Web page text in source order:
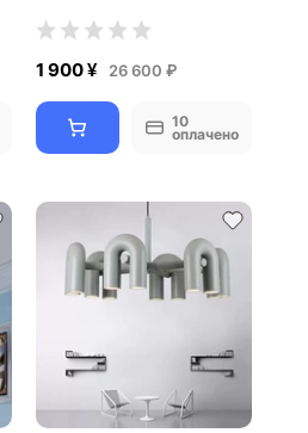
1 900 ¥ 26 600 ₽
10
оплачено